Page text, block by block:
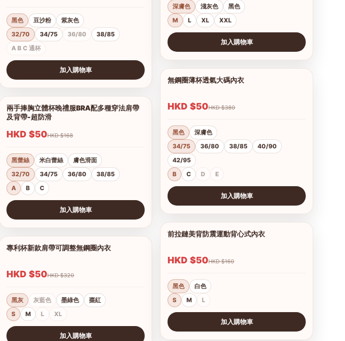
黑色 豆沙粉
紫灰色
32/70
34/75 36/80
38/85
A B C 通杯
加入購物車
1/12
兩手捧胸立體杯晚禮服BRA配多種穿法肩帶
及背帶-超防滑
HKD $50 HKD $168
黑蕾絲 米白蕾絲
膚色滑面
32/70
34/75 36/80
38/85
A
B C
加入購物車
專利杯新款肩帶可調整無鋼圈內衣
HKD $50 HKD $320
黑灰 灰藍色 墨綠色
棗紅
S
M L XL
加入購物車
深膚色 淺灰色
黑色
M
L XL XXL
加入購物車
無鋼圈薄杯透氣大碼內衣
HKD $50 HKD $380
黑色
深膚色
34/75
36/80 38/85
40/90
42/95
B
C D E
加入購物車
前拉鏈美背防震運動背心式內衣
HKD $50 HKD $160
黑色
白色
S
M L
加入購物車